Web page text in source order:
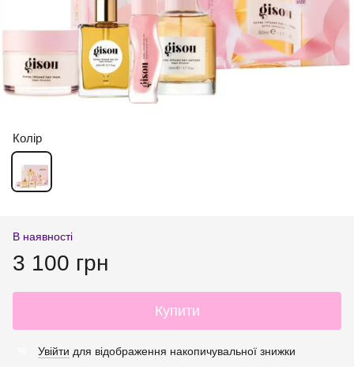
Колір
В наявності
3 100 грн
Купити
Увійти для відображення накопичувальної знижки